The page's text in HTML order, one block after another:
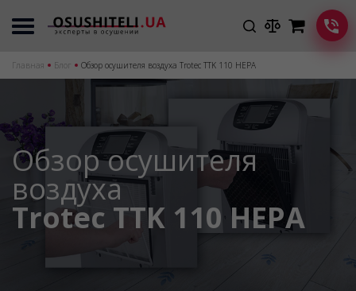
Главная Блог Обзор осушителя воздуха Trotec TTK 110 HЕРА
Обзор осушителя
воздуха
Trotec TTK 110 HЕРА